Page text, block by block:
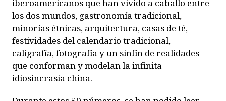
iberoamericanos que han vivido a caballo entre
los dos mundos, gastronomía tradicional,
minorías étnicas, arquitectura, casas de té,
festividades del calendario tradicional,
caligrafía, fotografía y un sinfín de realidades
que conforman y modelan la infinita
idiosincrasia china.